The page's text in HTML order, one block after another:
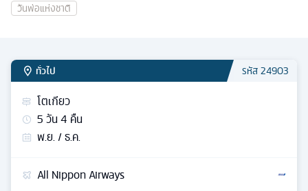
วันพ่อแห่งชาติ
ทั่วไป รหัส24903
โตเกียว
5วัน4 คืน
พ.ย. / ธ.ค.
All Nippon Airways